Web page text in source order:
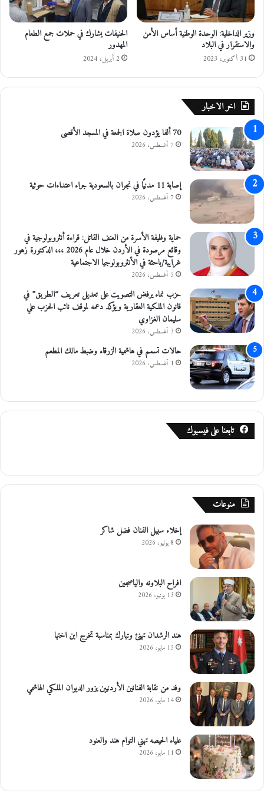
ن
ا
ل
ط
و
ب
ع
ع
ن
و
ا
ن
ب
ي
ت
ع
ر
ا
وزير الداخلية: الوحدة الوطنية أساس الأمن
والاستقرار في البلاد
31 أكتوبر، 2023
الحنيفات يشارك في حملات جمع الطعام
المهدور
2 أبريل، 2024
اخر الاخبار
70 ألفا يؤدون صلاة الجمعة في المسجد الأقصى
7 أغسطس، 2026
إصابة 11 مدنيًا في نجران بالسعودية جراء اعتداءات حوثية
7 أغسطس، 2026
حماية وظيفة الأسرة من العنف القاتل: قراءة أنثروبولوجية في
وقائع مرصودة في الأردن خلال عام 2026 ،،، الدكتورة زهور
غرايبة/باحثة في الأنثروبولوجيا الاجتماعية
5 أغسطس، 2026
حزب نماء يرفض التصويت على تعديل تعريف “الطريق” في
قانون الملكية العقارية ويؤكد دعمه لموقف نائب الحزب علي
سليمان الغزاوي
3 أغسطس، 2026
حالات تسمم في هاشمية الزرقاء وضبط مالك المطعم
1 أغسطس، 2026
تابعنا على فيسبوك
منوعات
إخلاء سبيل الفنان فضل شاكر
8 يوليو، 2026
افراح البلاونه والياصجين
13 يونيو، 2026
هند الرشدان تهنئ وتبارك بمناسبة تخرج ابن اختها
15 مايو، 2026
وفد من نقابة الفنانين الأردنيين يزور الديوان الملكي الهاشمي
14 مايو، 2026
علياء الحيصه تهني التوام هند والعنود
11 مايو، 2026